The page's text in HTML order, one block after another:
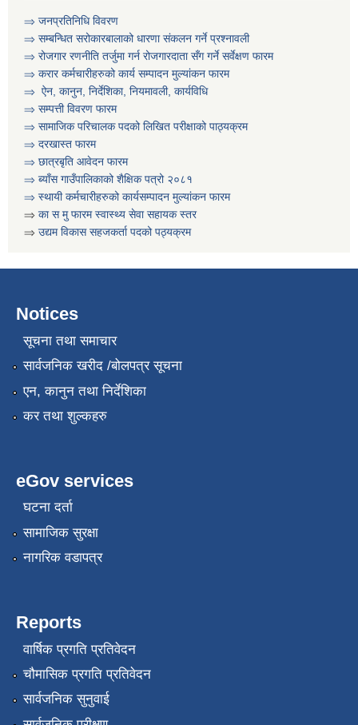
⇒ जनप्रतिनिधि विवरण
⇒ सम्बन्धित सरोकारबालाको धारणा संकलन गर्ने प्रश्नावली
⇒ रोजगार रणनीति तर्जुमा गर्न रोजगारदाता सँग गर्ने सर्वेक्षण फारम
⇒ करार कर्मचारीहरुको कार्य सम्पादन मुल्या‌ंकन फारम
⇒ ऐन, कानुन, निर्देशिका, नियमावली, कार्यविधि
⇒ सम्पत्ती विवरण फारम
⇒ सामाजिक परिचालक पदको लिखित परीक्षाको पाठ्यक्रम
⇒ दरखास्त फारम
⇒ छात्रबृति आवेदन फारम
⇒ ब्याँस गाउँपालिकाको शैक्षिक पत्रो २०८१
⇒ स्थायी कर्मचारीहरुको कार्यसम्पादन मुल्यांकन फारम
⇒ का स मु फारम स्वास्थ्य सेवा सहायक स्तर
⇒ उद्यम विकास सहजकर्ता पदको पठ्यक्रम
Notices
सूचना तथा समाचार
सार्वजनिक खरीद /बोलपत्र सूचना
एन, कानुन तथा निर्देशिका
कर तथा शुल्कहरु
eGov services
घटना दर्ता
सामाजिक सुरक्षा
नागरिक वडापत्र
Reports
वार्षिक प्रगति प्रतिवेदन
चौमासिक प्रगति प्रतिवेदन
सार्वजनिक सुनुवाई